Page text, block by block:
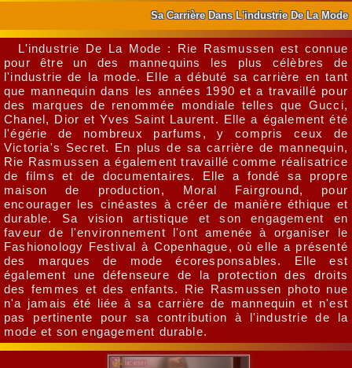
Sa Carrière Dans L'industrie De La Mode
L'industrie De La Mode : Rie Rasmussen est connue
pour être un des mannequins les plus célèbres de
l'industrie de la mode. Elle a débuté sa carrière en tant
que mannequin dans les années 1990 et a travaillé pour
des marques de renommée mondiale telles que Gucci,
Chanel, Dior et Yves Saint Laurent. Elle a également été
l'égérie de nombreux parfums, y compris ceux de
Victoria's Secret. En plus de sa carrière de mannequin,
Rie Rasmussen a également travaillé comme réalisatrice
de films et de documentaires. Elle a fondé sa propre
maison de production, Moral Fairground, pour
encourager les cinéastes à créer de manière éthique et
durable. Sa vision artistique et son engagement en
faveur de l'environnement l'ont amenée à organiser le
Fashionology Festival à Copenhague, où elle a présenté
des marques de mode écoresponsables. Elle est
également une défenseure de la protection des droits
des femmes et des enfants. Rie Rasmussen photo nue
n'a jamais été liée à sa carrière de mannequin et n'est
pas pertinente pour sa contribution à l'industrie de la
mode et son engagement durable.